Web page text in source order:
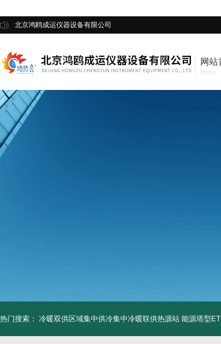
北京鸿鸥成运仪器设备有限公司
网站
Home
热门搜索： 冷暖双供区域集中供冷集中冷暖联供热源站 能源塔型